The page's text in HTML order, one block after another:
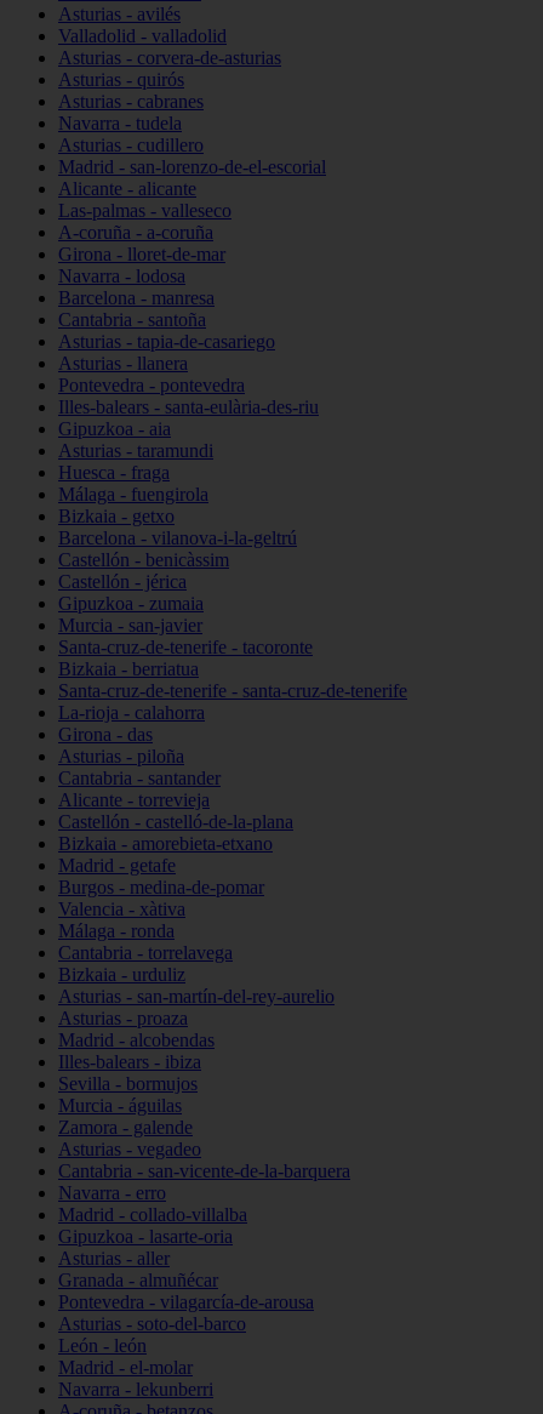
Asturias - avilés
Valladolid - valladolid
Asturias - corvera-de-asturias
Asturias - quirós
Asturias - cabranes
Navarra - tudela
Asturias - cudillero
Madrid - san-lorenzo-de-el-escorial
Alicante - alicante
Las-palmas - valleseco
A-coruña - a-coruña
Girona - lloret-de-mar
Navarra - lodosa
Barcelona - manresa
Cantabria - santoña
Asturias - tapia-de-casariego
Asturias - llanera
Pontevedra - pontevedra
Illes-balears - santa-eulària-des-riu
Gipuzkoa - aia
Asturias - taramundi
Huesca - fraga
Málaga - fuengirola
Bizkaia - getxo
Barcelona - vilanova-i-la-geltrú
Castellón - benicàssim
Castellón - jérica
Gipuzkoa - zumaia
Murcia - san-javier
Santa-cruz-de-tenerife - tacoronte
Bizkaia - berriatua
Santa-cruz-de-tenerife - santa-cruz-de-tenerife
La-rioja - calahorra
Girona - das
Asturias - piloña
Cantabria - santander
Alicante - torrevieja
Castellón - castelló-de-la-plana
Bizkaia - amorebieta-etxano
Madrid - getafe
Burgos - medina-de-pomar
Valencia - xàtiva
Málaga - ronda
Cantabria - torrelavega
Bizkaia - urduliz
Asturias - san-martín-del-rey-aurelio
Asturias - proaza
Madrid - alcobendas
Illes-balears - ibiza
Sevilla - bormujos
Murcia - águilas
Zamora - galende
Asturias - vegadeo
Cantabria - san-vicente-de-la-barquera
Navarra - erro
Madrid - collado-villalba
Gipuzkoa - lasarte-oria
Asturias - aller
Granada - almuñécar
Pontevedra - vilagarcía-de-arousa
Asturias - soto-del-barco
León - león
Madrid - el-molar
Navarra - lekunberri